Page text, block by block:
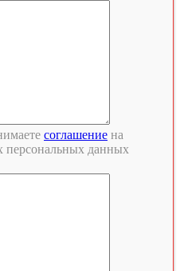
соглашение на
персональных данных